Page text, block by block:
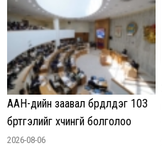
ААН-үүдийн заавал бүрдүүлдэг 103
бүртгэлийг хүчингүй болголоо
2026-08-06